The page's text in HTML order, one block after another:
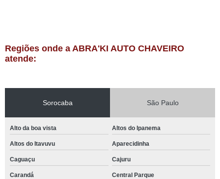
Regiões onde a ABRA'KI AUTO CHAVEIRO
atende:
Sorocaba São Paulo
Alto da boa vista Altos do Ipanema
Altos do Itavuvu Aparecidinha
Caguaçu Cajuru
Carandá Central Parque